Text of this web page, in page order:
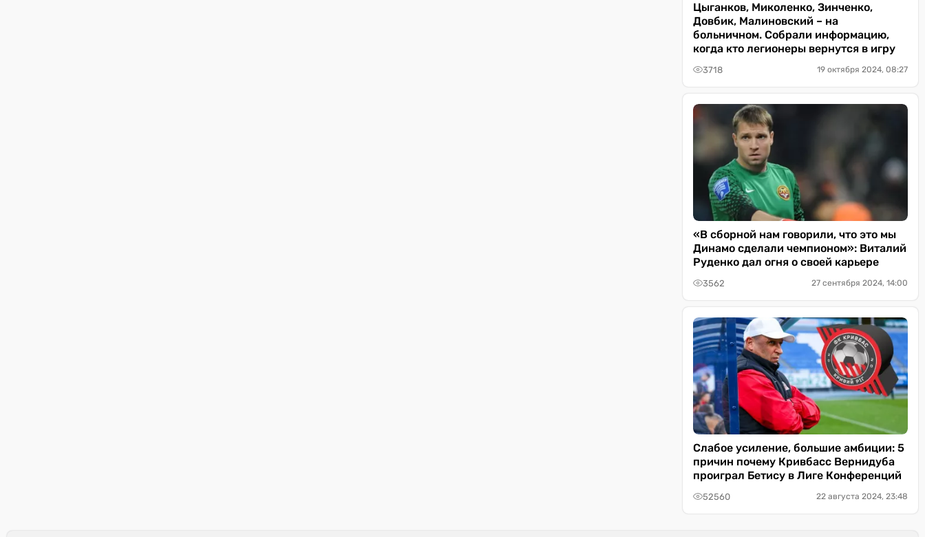
Цыганков, Миколенко, Зинченко,
Довбик, Малиновский – на
больничном. Собрали информацию,
когда кто легионеры вернутся в игру
3718 19 октября 2024, 08:27
«В сборной нам говорили, что это мы
Динамо сделали чемпионом»: Виталий
Руденко дал огня о своей карьере
3562 27 сентября 2024, 14:00
Слабое усиление, большие амбиции: 5
причин почему Кривбасс Вернидуба
проиграл Бетису в Лиге Конференций
52560 22 августа 2024, 23:48